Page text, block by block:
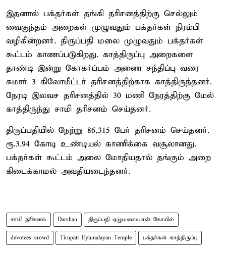
இதனால் பக்தர்கள் தங்கி தரிசனத்திற்கு செல்லும்
வைகுந்தம் அறைகள் முழுவதும் பக்தர்கள் நிரம்பி
வழிகின்றனர். திருப்பதி மலை முழுவதும் பக்தர்கள்
கூட்டம் காணப்படுகிறது. காத்திருப்பு அறைகளை
தாண்டி இன்று கோகர்ப்பம் அணை சந்திப்பு வரை
சுமார் 3 கிலோமீட்டர் தரிசனத்திற்காக காத்திருந்தனர்.
நேரடி இலவச தரிசனத்தில் 30 மணி நேரத்திற்கு மேல்
காத்திருந்து சாமி தரிசனம் செய்தனர்.
திருப்பதியில் நேற்று 86,315 பேர் தரிசனம் செய்தனர்.
ரூ.3.94 கோடி உண்டியல் காணிக்கை வசூலானது.
பக்தர்கள் கூட்டம் அலை மோதியதால் தங்கும் அறை
கிடைக்காமல் அவதியடைந்தனர்.
சாமி தரிசனம் Darshan திருப்பதி ஏழுமலையான் கோயில்
devotees crowd Tirupati Eyumalayan Temple பக்தர்கள் காத்திருப்பு